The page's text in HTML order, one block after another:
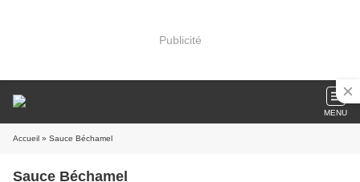
Publicité
MENU
Accueil » Sauce Béchamel
Sauce Béchamel